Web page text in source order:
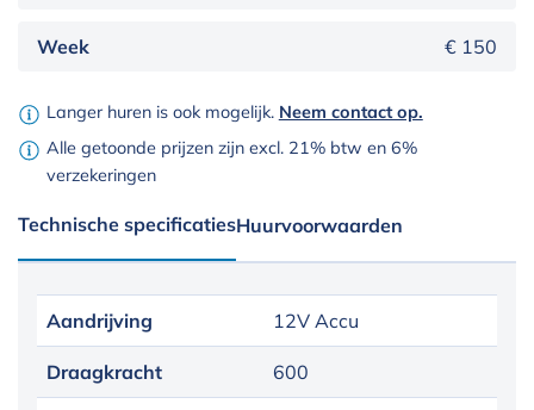
Week € 150
Langer huren is ook mogelijk. Neem contact op.
Alle getoonde prijzen zijn excl. 21% btw en 6%
verzekeringen
Technische specificatiesHuurvoorwaarden
Aandrijving 12V Accu
Draagkracht 600